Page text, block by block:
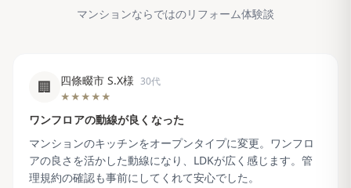
マンションならではのリフォーム体験談
🏢 四條畷市 S.X様 30代
★★★★★
ワンフロアの動線が良くなった
マンションのキッチンをオープンタイプに変更。ワンフロ
アの良さを活かした動線になり、LDKが広く感じます。管
理規約の確認も事前にしてくれて安心でした。